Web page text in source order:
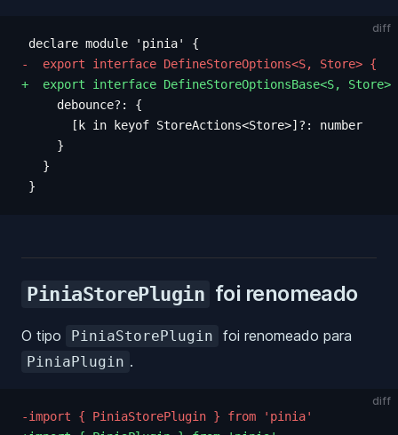
diff
declare module 'pinia' {
-  export interface DefineStoreOptions<S, Store> {
+  export interface DefineStoreOptionsBase<S, Store>
     debounce?: {
       [k in keyof StoreActions<Store>]?: number
     }
   }
}
PiniaStorePlugin foi renomeado
O tipo PiniaStorePlugin foi renomeado para
PiniaPlugin .
diff
-import { PiniaStorePlugin } from 'pinia'